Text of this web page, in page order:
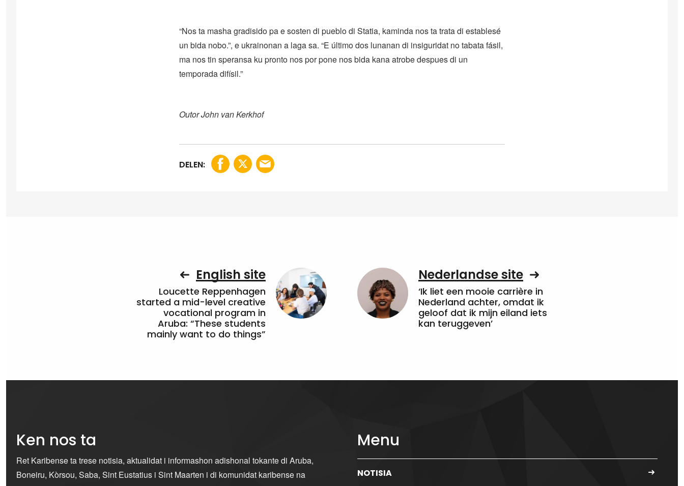
“Nos ta masha gradisido pa e sosten di pueblo di Statia, kaminda nos ta trata di establesé
un bida nobo.”, e ukrainonan a laga sa. “E último dos lunanan di insiguridat no tabata fásil,
ma nos tin speransa ku pronto nos por pone nos bida kana atrobe despues di un
temporada difísil.”
Outor John van Kerkhof
DELEN:
English site
Loucette Reppenhagen
started a mid-level creative
vocational program in
Aruba: “These students
mainly want to do things”
Nederlandse site
‘Ik liet een mooie carrière in
Nederland achter, omdat ik
geloof dat ik mijn eiland iets
kan teruggeven’
Ken nos ta
Ret Karibense ta trese notisia, aktualidat i informashon adishonal tokante di Aruba,
Boneiru, Kòrsou, Saba, Sint Eustatius i Sint Maarten i di komunidat karibense na
Menu
NOTISIA